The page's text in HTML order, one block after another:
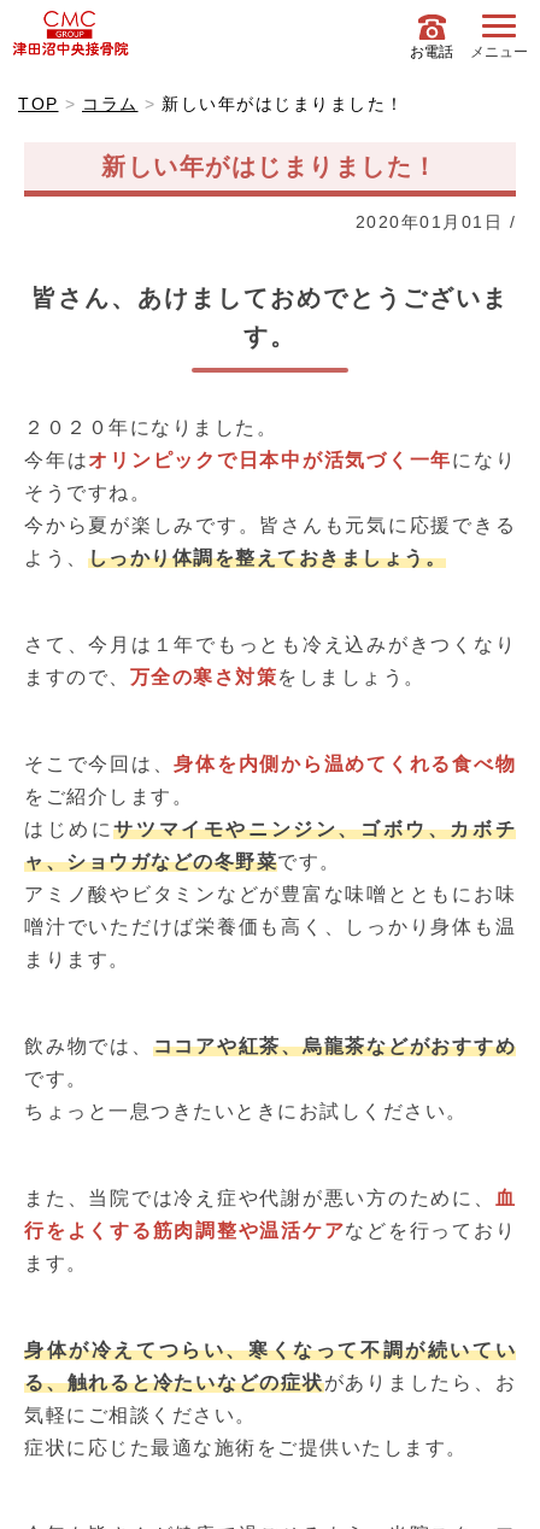
お電話 メニュー
TOP コラム 新しい年がはじまりました！
新しい年がはじまりました！
2020年01月01日 /
皆さん、あけましておめでとうございま
す。
２０２０年になりました。
今年はオリンピックで日本中が活気づく一年になり
そうですね。
今から夏が楽しみです。皆さんも元気に応援できる
よう、 しっかり体調を整えておきましょう。
さて、今月は１年でもっとも冷え込みがきつくなり
ますので、 万全の寒さ対策をしましょう。
そこで今回は、身体を内側から温めてくれる食べ物
をご紹介します。
はじめにサツマイモやニンジン、ゴボウ、カボチ
ャ、ショウガなどの冬野菜です。
アミノ酸やビタミンなどが豊富な味噌とともにお味
噌汁でいただけば栄養価も高く、しっかり身体も温
まります。
飲み物では、 ココアや紅茶、烏龍茶などがおすすめ
です。
ちょっと一息つきたいときにお試しください。
また、当院では冷え症や代謝が悪い方のために、
血
行をよくする筋肉調整や温活ケアなどを行っており
ます。
身体が冷えてつらい、寒くなって不調が続いてい
る、触れると冷たいなどの症状がありましたら、お
気軽にご相談ください。
症状に応じた最適な施術をご提供いたします。